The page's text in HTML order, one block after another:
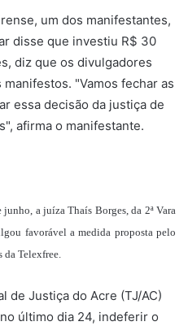
um dos manifestantes,
disse que investiu R$ 30
diz que os divulgadores
"Vamos fechar as
essa decisão da justiça de
afirma o manifestante.
a juíza Thaís Borges, da 2ª Vara
favorável a medida proposta pelo
da Telexfree.
de Justiça do Acre (TJ/AC)
último dia 24, indeferir o